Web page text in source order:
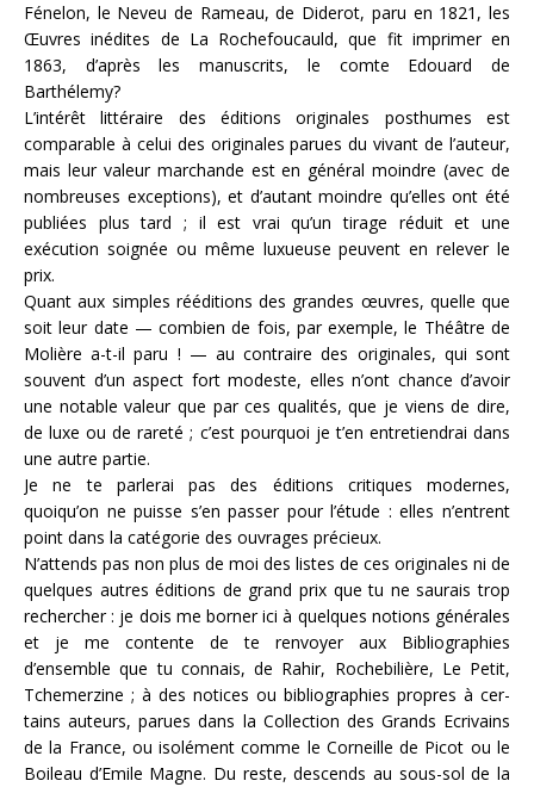
Fénelon, le Neveu de Rameau, de Diderot, paru en 1821, les
Œuvres inédites de La Rochefoucauld, que fit imprimer en
1863, d’après les manuscrits, le comte Edouard de
Barthélemy?
L’intérêt littéraire des éditions originales posthumes est
comparable à celui des originales parues du vivant de l’au­teur,
mais leur valeur marchande est en général moindre (avec de
nombreuses exceptions), et d’autant moindre qu’elles ont été
publiées plus tard ; il est vrai qu’un tirage réduit et une
exécution soignée ou même luxueuse peuvent en relever le
prix.
Quant aux simples rééditions des grandes œuvres, quelle que
soit leur date — combien de fois, par exemple, le Théâtre de
Molière a-t-il paru ! — au contraire des originales, qui sont
souvent d’un aspect fort modeste, elles n’ont chance d’avoir
une notable valeur que par ces qualités, que je viens de dire,
de luxe ou de rareté ; c’est pourquoi je t’en entretiendrai dans
une autre partie.
Je ne te parlerai pas des éditions critiques modernes,
quoiqu’on ne puisse s’en passer pour l’étude : elles n’entrent
point dans la catégorie des ouvrages précieux.
N’attends pas non plus de moi des listes de ces originales ni de
quelques autres éditions de grand prix que tu ne saurais trop
rechercher : je dois me borner ici à quelques notions générales
et je me contente de te renvoyer aux Bibliographies
d’ensemble que tu connais, de Rahir, Rochebilière, Le Petit,
Tchemerzine ; à des notices ou bibliographies propres à cer­
tains auteurs, parues dans la Collection des Grands Ecrivains
de la France, ou isolément comme le Corneille de Picot ou le
Boileau d’Emile Magne. Du reste, descends au sous-sol de la